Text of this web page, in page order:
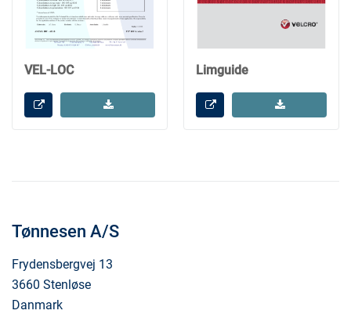
VEL-LOC Limguide
Tønnesen A/S
Frydensbergvej 13
3660 Stenløse
Danmark